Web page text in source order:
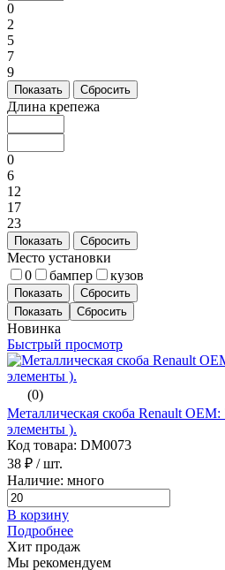
0
2
5
7
9
Показать Сбросить
Длина крепежа
0
6
12
17
23
Показать Сбросить
Место установки
0
бампер кузов
Показать Сбросить
Новинка
Быстрый просмотр
(0)
Металлическая скоба Renault ОЕМ:
элементы ).
Код товара: DM0073
38 ₽ / шт.
Наличие: много
В корзину
Подробнее
Хит продаж
Мы рекомендуем